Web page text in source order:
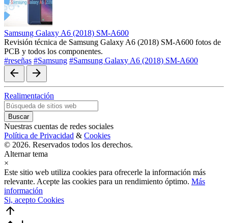
Samsung Galaxy A6 (2018) SM-A600
Revisión técnica de Samsung Galaxy A6 (2018) SM-A600 fotos de
PCB y todos los componentes.
#reseñas #Samsung #Samsung Galaxy A6 (2018) SM-A600
arrow_back arrow_forward
Realimentación
Nuestras cuentas de redes sociales
Política de Privacidad & Cookies
© 2026. Reservados todos los derechos.
Alternar tema
×
Este sitio web utiliza cookies para ofrecerle la información más
relevante. Acepte las cookies para un rendimiento óptimo. Más
información
Si, acepto Cookies
arrow_upward